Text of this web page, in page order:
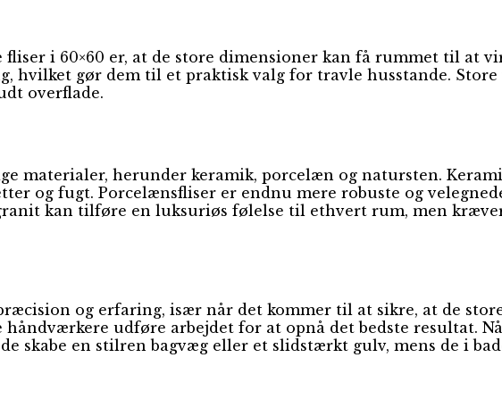
i 60×60 er, at de store dimensioner kan få rummet til at
hvilket gør dem til et praktisk valg for travle husstande.
overflade.
materialer, herunder keramik, porcelæn og natursten.
og fugt. Porcelænsfliser er endnu mere robuste og
kan tilføre en luksuriøs følelse til ethvert rum, men
og erfaring, især når det kommer til at sikre, at de
udføre arbejdet for at opnå det bedste resultat.
skabe en stilren bagvæg eller et slidstærkt gulv, mens de i